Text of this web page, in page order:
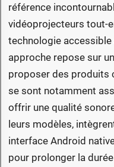
référence
vidéoprojecteurs tout-
technologie accessible
approche repose sur
proposer des produits
se sont notamment
offrir une qualité
leurs modèles,
interface Android
pour prolonger la